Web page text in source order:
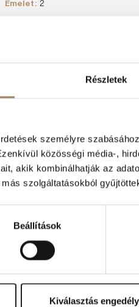
Részletek
személyre
közösségi média-,
akik kombinálhatják az
szolgáltatásokból
Beállítások
Kiválasztás
Emelet: 2
Befektetők Figyelem!
RÉSZLETEK Kedvencnek
jelölöm
Kiskunfélegyháza | Petőfi
Emelet:1
Folyamatosan karbantartott